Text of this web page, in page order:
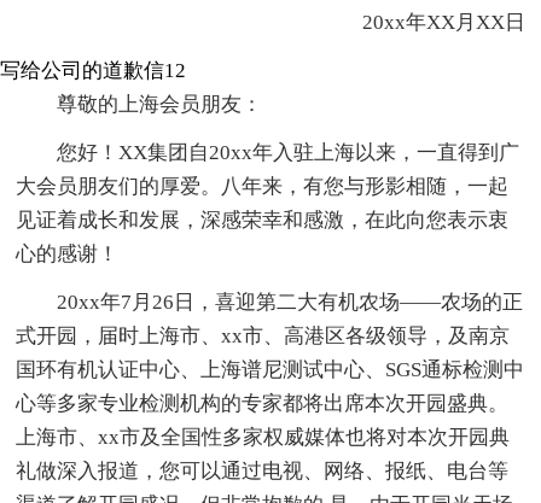
20xx年XX月XX日
写给公司的道歉信12
尊敬的上海会员朋友：
您好！XX集团自20xx年入驻上海以来，一直得到广
大会员朋友们的厚爱。八年来，有您与形影相随，一起
见证着成长和发展，深感荣幸和感激，在此向您表示衷
心的感谢！
20xx年7月26日，喜迎第二大有机农场——农场的正
式开园，届时上海市、xx市、高港区各级领导，及南京
国环有机认证中心、上海谱尼测试中心、SGS通标检测中
心等多家专业检测机构的专家都将出席本次开园盛典。
上海市、xx市及全国性多家权威媒体也将对本次开园典
礼做深入报道，您可以通过电视、网络、报纸、电台等